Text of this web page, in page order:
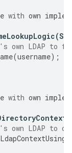
with own
(
's own LDAP to
(username);
with own
's own LDAP to